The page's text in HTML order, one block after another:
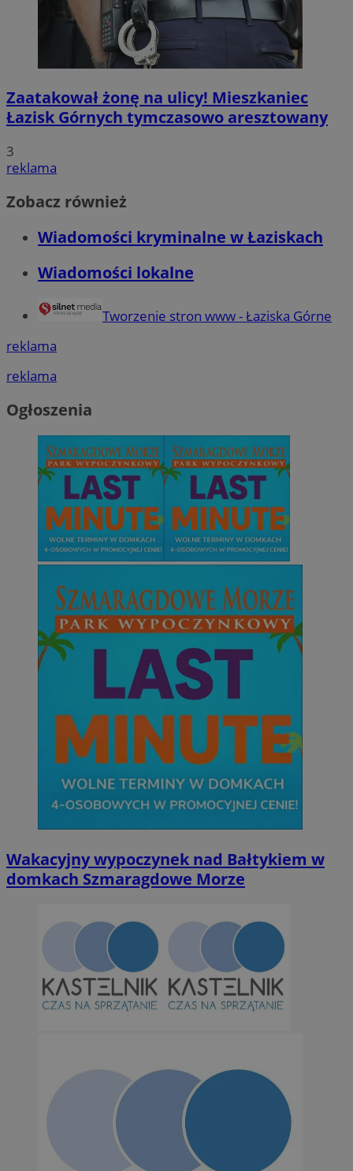
Zaatakował żonę na ulicy! Mieszkaniec
Łazisk Górnych tymczasowo aresztowany
3
reklama
Zobacz również
Wiadomości kryminalne w Łaziskach
Wiadomości lokalne
Tworzenie stron www - Łaziska Górne
reklama
reklama
Ogłoszenia
Wakacyjny wypoczynek nad Bałtykiem w
domkach Szmaragdowe Morze